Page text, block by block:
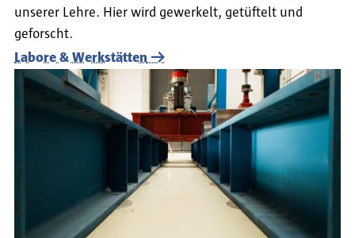
unserer Lehre. Hier wird gewerkelt, getüftelt und
geforscht.
Labore & Werkstätten